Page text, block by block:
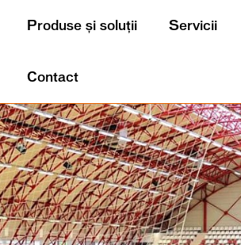
Produse și soluții Servicii
Contact